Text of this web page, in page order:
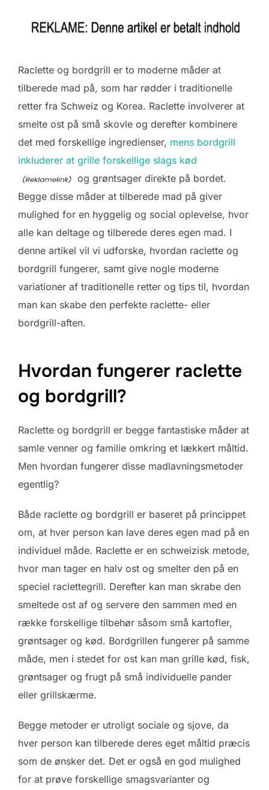
Raclette og bordgrill er to moderne måder at
tilberede mad på, som har rødder i traditionelle
retter fra Schweiz og Korea. Raclette involverer at
smelte ost på små skovle og derefter kombinere
det med forskellige ingredienser, mens bordgrill
inkluderer at grille forskellige slags kød
og grøntsager direkte på bordet.
Begge disse måder at tilberede mad på giver
mulighed for en hyggelig og social oplevelse, hvor
alle kan deltage og tilberede deres egen mad. I
denne artikel vil vi udforske, hvordan raclette og
bordgrill fungerer, samt give nogle moderne
variationer af traditionelle retter og tips til, hvordan
man kan skabe den perfekte raclette- eller
bordgrill-aften.
Hvordan fungerer raclette
og bordgrill?
Raclette og bordgrill er begge fantastiske måder at
samle venner og familie omkring et lækkert måltid.
Men hvordan fungerer disse madlavningsmetoder
egentlig?
Både raclette og bordgrill er baseret på princippet
om, at hver person kan lave deres egen mad på en
individuel måde. Raclette er en schweizisk metode,
hvor man tager en halv ost og smelter den på en
speciel raclettegrill. Derefter kan man skrabe den
smeltede ost af og servere den sammen med en
række forskellige tilbehør såsom små kartofler,
grøntsager og kød. Bordgrillen fungerer på samme
måde, men i stedet for ost kan man grille kød, fisk,
grøntsager og frugt på små individuelle pander
eller grillskærme.
Begge metoder er utroligt sociale og sjove, da
hver person kan tilberede deres eget måltid præcis
som de ønsker det. Det er også en god mulighed
for at prøve forskellige smagsvarianter og